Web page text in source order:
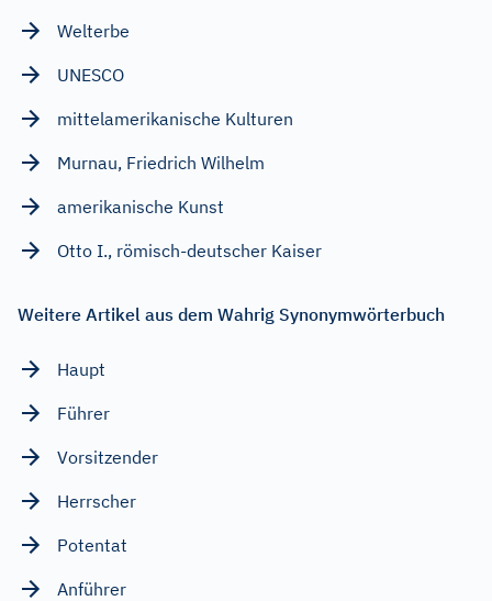
Welterbe
UNESCO
mittelamerikanische Kulturen
Murnau, Friedrich Wilhelm
amerikanische Kunst
Otto I., römisch-deutscher Kaiser
Weitere Artikel aus dem Wahrig Synonymwörterbuch
Haupt
Führer
Vorsitzender
Herrscher
Potentat
Anführer